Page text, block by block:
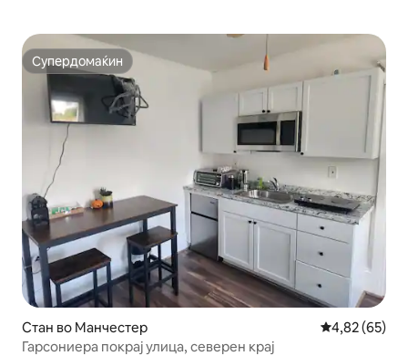
Супердомаќин
Супердомаќин
Стан во Манчестер Просечна
4,82 (65)
Гарсониера покрај улица, северен крај